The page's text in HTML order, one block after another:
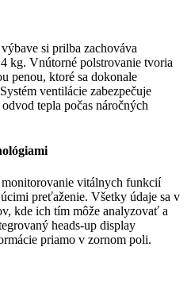
si prilba zachováva
kg. Vnútorné polstrovanie tvoria
penou, ktoré sa dokonale
ventilácie zabezpečuje
tepla počas náročných
vitálnych funkcií
preťaženie. Všetky údaje sa v
kde ich tím môže analyzovať a
heads-up display
priamo v zornom poli.